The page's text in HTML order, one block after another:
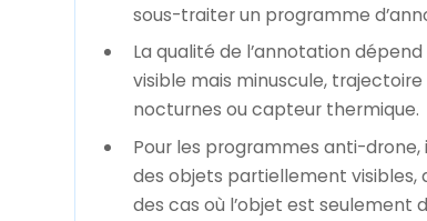
sous-traiter un programme
La qualité de l’annotation
visible mais minuscule,
nocturnes ou capteur thermique.
Pour les programmes anti-
des objets partiellement visibles,
des cas où l’objet est